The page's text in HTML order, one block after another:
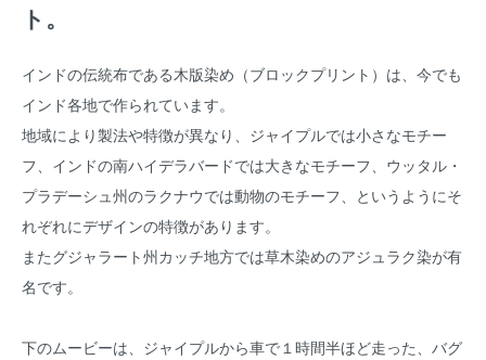
ト。
インドの伝統布である木版染め（ブロックプリント）は、今でも
インド各地で作られています。
地域により製法や特徴が異なり、ジャイプルでは小さなモチー
フ、インドの南ハイデラバードでは大きなモチーフ、ウッタル・
プラデーシュ州のラクナウでは動物のモチーフ、というようにそ
れぞれにデザインの特徴があります。
またグジャラート州カッチ地方では草木染めのアジュラク染が有
名です。
下のムービーは、ジャイプルから車で１時間半ほど走った、バグ